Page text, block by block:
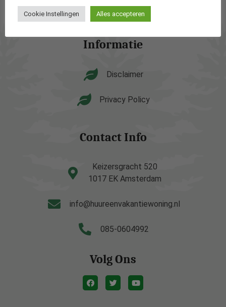
Vakantiehuizen in Spanje
Informatie
Disclaimer
Privacy Policy
Contact Info
Keizersgracht 520
1017 EK Amsterdam
info@huureenvakantiewoning.nl
085-0604992
Volg Ons
Cookie Instellingen Alles accepteren